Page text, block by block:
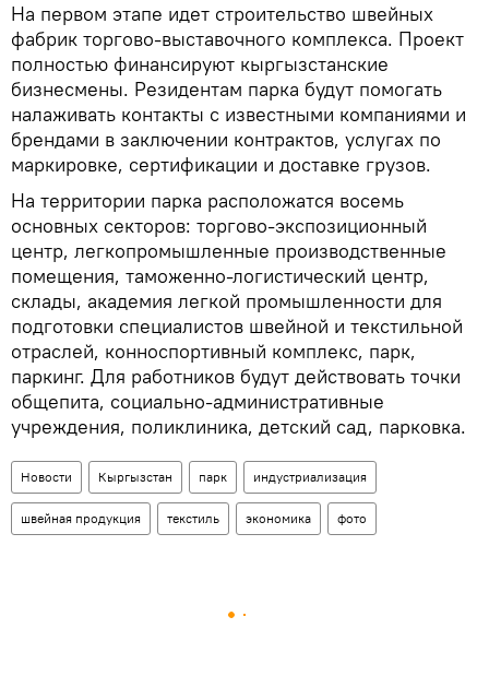
На первом этапе идет строительство швейных
фабрик торгово-выставочного комплекса. Проект
полностью финансируют кыргызстанские
бизнесмены. Резидентам парка будут помогать
налаживать контакты с известными компаниями и
брендами в заключении контрактов, услугах по
маркировке, сертификации и доставке грузов.
На территории парка расположатся восемь
основных секторов: торгово-экспозиционный
центр, легкопромышленные производственные
помещения, таможенно-логистический центр,
склады, академия легкой промышленности для
подготовки специалистов швейной и текстильной
отраслей, конноспортивный комплекс, парк,
паркинг. Для работников будут действовать точки
общепита, социально-административные
учреждения, поликлиника, детский сад, парковка.
Новости Кыргызстан парк индустриализация
швейная продукция текстиль экономика фото